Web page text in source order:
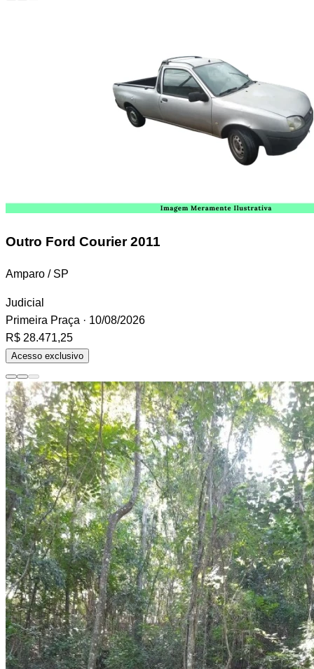
Outro Ford Courier 2011
Amparo / SP
Judicial
Primeira Praça · 10/08/2026
R$ 28.471,25
Acesso exclusivo